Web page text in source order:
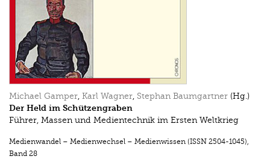
Michael Gamper, Karl Wagner, Stephan Baumgartner (Hg.)
Der Held im Schützengraben
Führer, Massen und Medientechnik im Ersten Weltkrieg
Medienwandel – Medienwechsel – Medienwissen (ISSN 2504-1045),
Band 28